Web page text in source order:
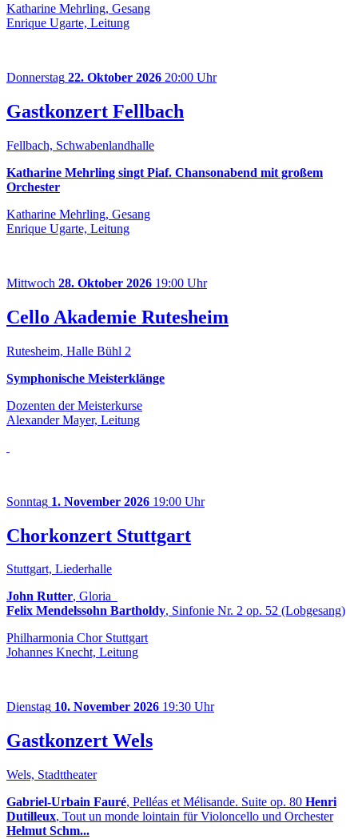
Katharine Mehrling, Gesang
Enrique Ugarte, Leitung
Donnerstag 22. Oktober 2026 20:00 Uhr
Gastkonzert Fellbach
Fellbach, Schwabenlandhalle
Katharine Mehrling singt Piaf. Chansonabend mit großem
Orchester
Katharine Mehrling, Gesang
Enrique Ugarte, Leitung
Mittwoch 28. Oktober 2026 19:00 Uhr
Cello Akademie Rutesheim
Rutesheim, Halle Bühl 2
Symphonische Meisterklänge
Dozenten der Meisterkurse
Alexander Mayer, Leitung
Sonntag 1. November 2026 19:00 Uhr
Chorkonzert Stuttgart
Stuttgart, Liederhalle
John Rutter, Gloria
Felix Mendelssohn Bartholdy, Sinfonie Nr. 2 op. 52 (Lobgesang)
Philharmonia Chor Stuttgart
Johannes Knecht, Leitung
Dienstag 10. November 2026 19:30 Uhr
Gastkonzert Wels
Wels, Stadttheater
Gabriel-Urbain Fauré, Pelléas et Mélisande. Suite op. 80 Henri
Dutilleux, Tout un monde lointain für Violoncello und Orchester
Helmut Schm...